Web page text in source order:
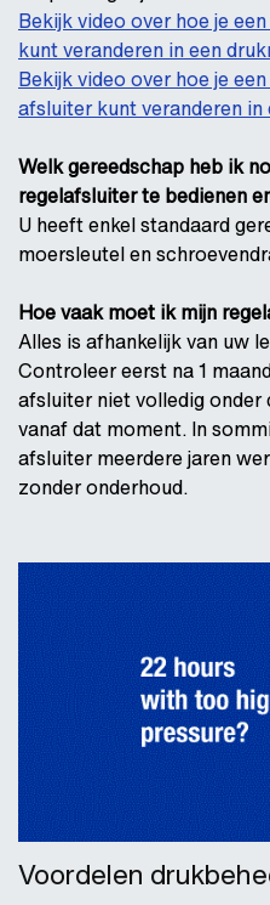
Bekijk video over hoe je
kunt veranderen in een
Bekijk video over hoe je
afsluiter kunt veranderen
Welk gereedschap heb ik
regelafsluiter te bedienen
U heeft enkel standaard
moersleutel en
Hoe vaak moet ik mijn
Alles is afhankelijk van uw
Controleer eerst na 1
afsluiter niet volledig
vanaf dat moment. In
afsluiter meerdere jaren
zonder onderhoud.
Voordelen